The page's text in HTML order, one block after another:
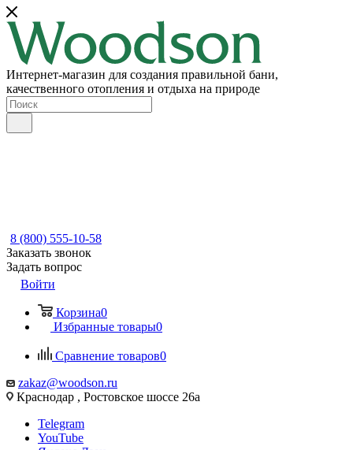
Интернет-магазин для создания правильной бани,
качественного отопления и отдыха на природе
8 (800) 555-10-58
Заказать звонок
Задать вопрос
Войти
Корзина0
Избранные товары0
Сравнение товаров0
zakaz@woodson.ru
Краснодар , Ростовское шоссе 26а
Telegram
YouTube